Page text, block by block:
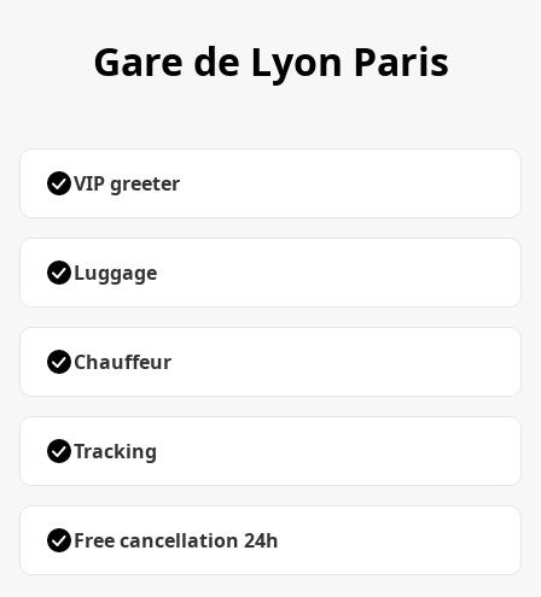
Gare de Lyon Paris
VIP greeter
Luggage
Chauffeur
Tracking
Free cancellation 24h